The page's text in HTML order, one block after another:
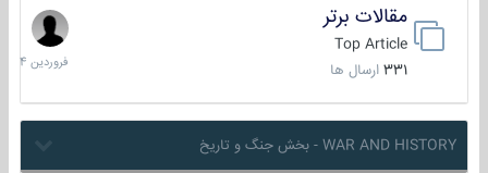
مقالات برتر
Top Article
331 ارسال ها
29
فروردین
1404
WAR AND HISTORY - بخش جنگ و تاریخ